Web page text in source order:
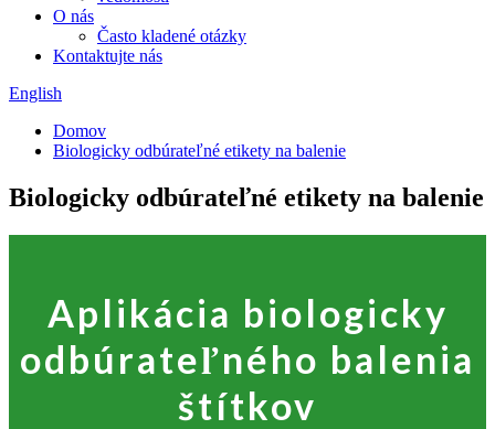
O nás
Často kladené otázky
Kontaktujte nás
English
Domov
Biologicky odbúrateľné etikety na balenie
Biologicky odbúrateľné etikety na balenie
Aplikácia biologicky
odbúrateľného balenia
štítkov